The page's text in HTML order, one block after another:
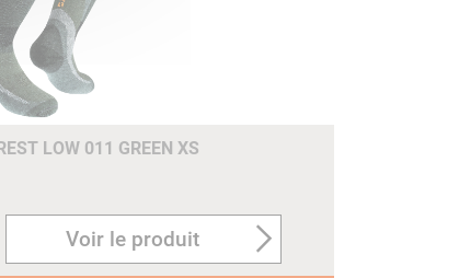
LOW 011 GREEN XS
Voir le produit